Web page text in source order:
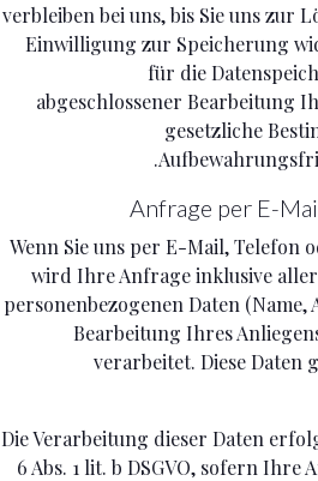
verbleiben bei uns, bis Sie uns zur
Einwilligung zur Speicherung
für die
abgeschlossener Bearbeitung
gesetzliche
Anfrage per E-
Wenn Sie uns per E-Mail, Telefon
wird Ihre Anfrage inklusive
personenbezogenen Daten (Name,
Bearbeitung Ihres
verarbeitet. Diese Daten
Die Verarbeitung dieser Daten
6 Abs. 1 lit. b DSGVO, sofern